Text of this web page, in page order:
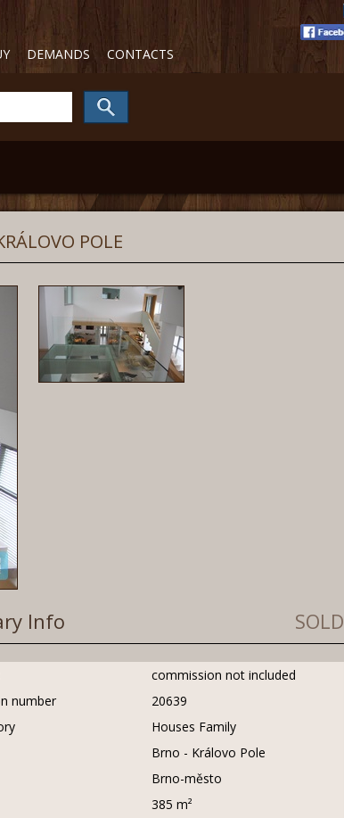
DEMANDS CONTACTS
POLE
Info SOLD
commission not included
number
20639
Houses Family
Brno - Královo Pole
Brno-město
385 m²